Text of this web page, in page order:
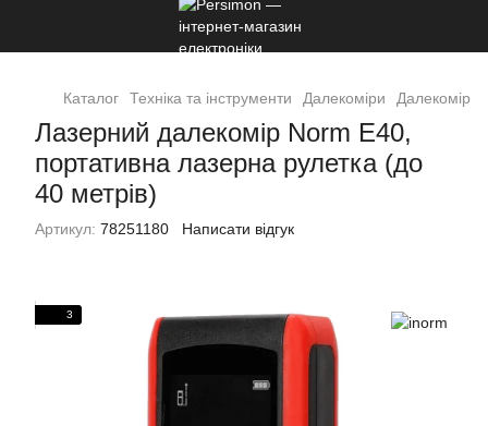
Каталог Техніка та інструменти Далекоміри Далекоміри
Лазерний далекомір Norm E40,
портативна лазерна рулетка (до
40 метрів)
Артикул: 78251180 Написати відгук
3